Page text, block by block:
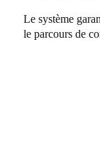
Le système
le parcours de